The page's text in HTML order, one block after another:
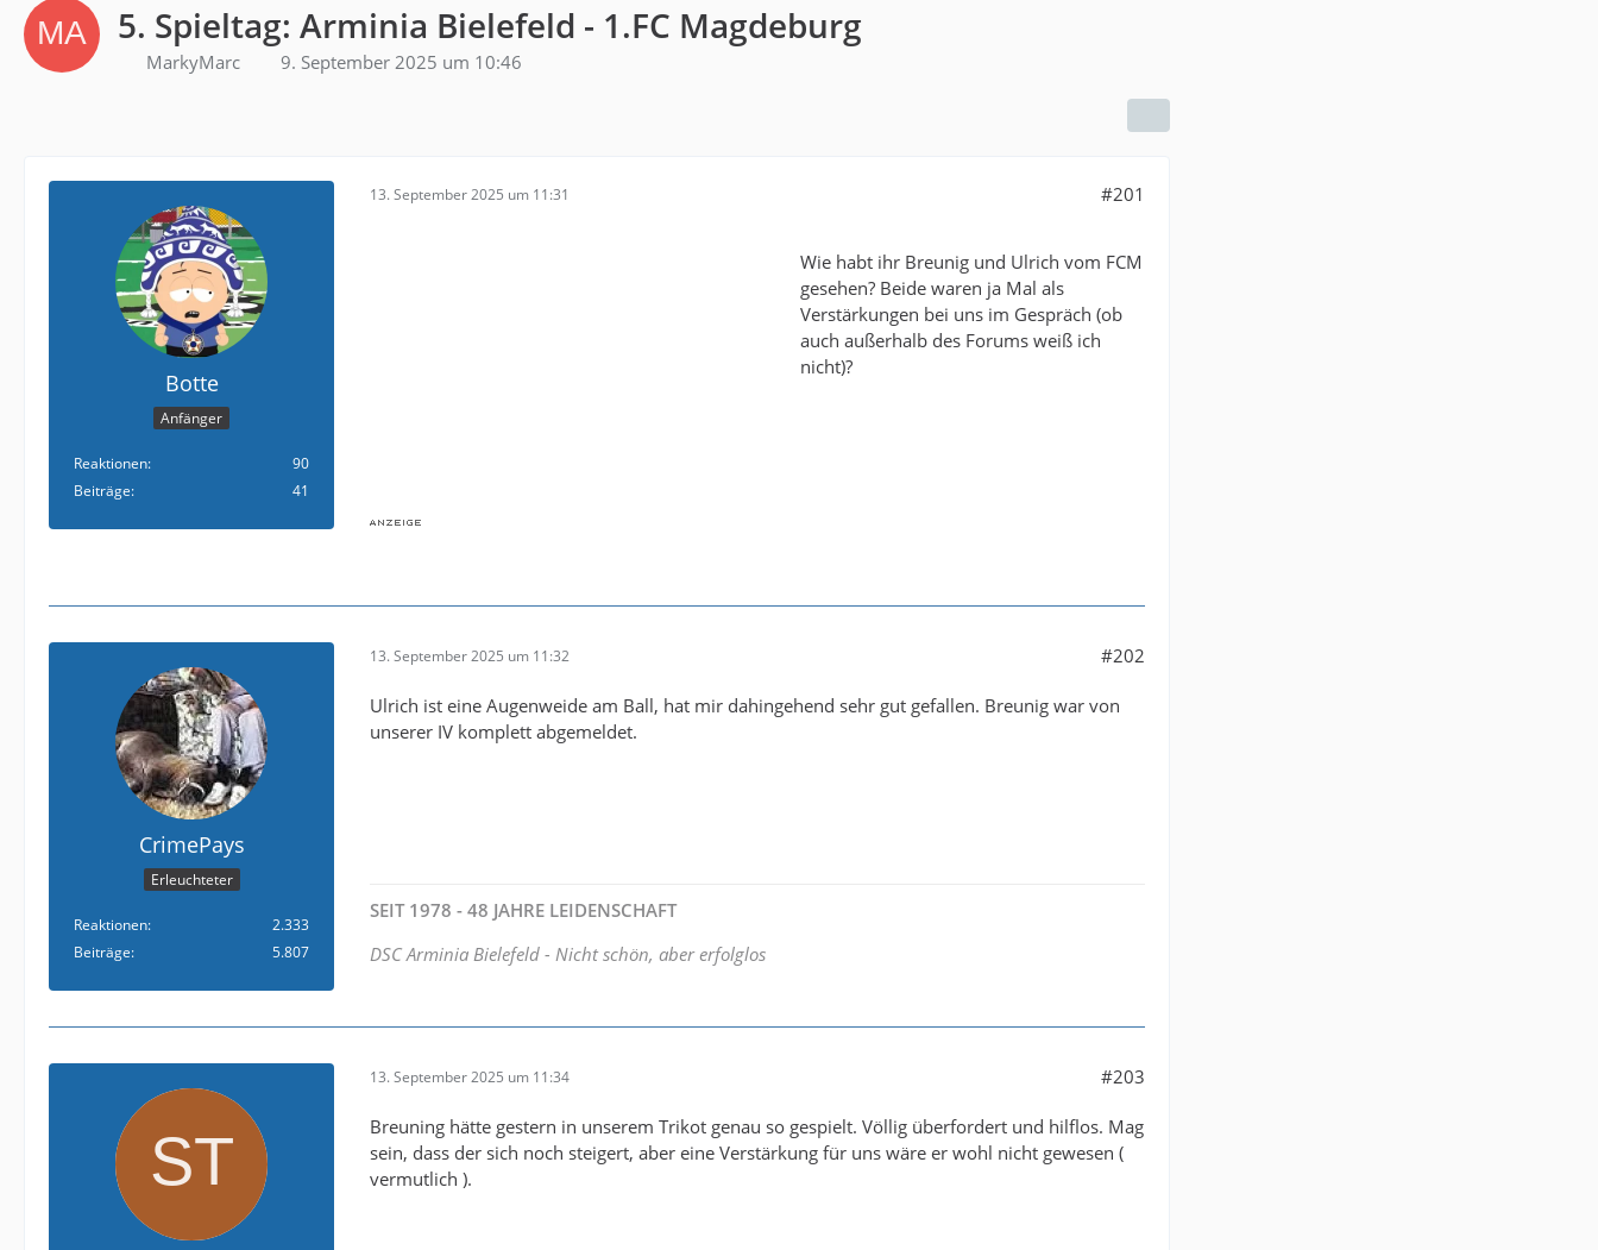
5. Spieltag: Arminia Bielefeld - 1.FC Magdeburg
MarkyMarc 9. September 2025 um 10:46
Botte
Anfänger
Reaktionen
90
Beiträge
41
13. September 2025 um 11:31 #201
Wie habt ihr Breunig und Ulrich vom FCM
gesehen? Beide waren ja Mal als
Verstärkungen bei uns im Gespräch (ob
auch außerhalb des Forums weiß ich
nicht)?
CrimePays
Erleuchteter
Reaktionen
2.333
Beiträge
5.807
13. September 2025 um 11:32 #202
Ulrich ist eine Augenweide am Ball, hat mir dahingehend sehr gut gefallen. Breunig war von
unserer IV komplett abgemeldet.
SEIT 1978 - 48 JAHRE LEIDENSCHAFT
DSC Arminia Bielefeld - Nicht schön, aber erfolglos
13. September 2025 um 11:34 #203
Breuning hätte gestern in unserem Trikot genau so gespielt. Völlig überfordert und hilflos. Mag
sein, dass der sich noch steigert, aber eine Verstärkung für uns wäre er wohl nicht gewesen (
vermutlich ).